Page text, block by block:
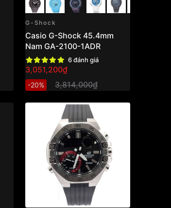
G-Shock
Casio G-Shock 45.4mm
Nam GA-2100-1ADR
6 đánh giá
3,051,200₫
-20% 3,814,000₫